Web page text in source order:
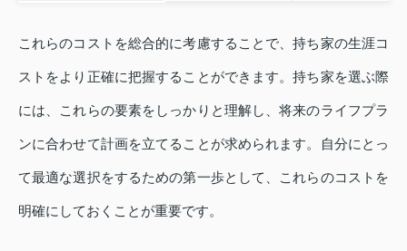
これらのコストを総合的に考慮することで、持ち家の生涯コ
ストをより正確に把握することができます。持ち家を選ぶ際
には、これらの要素をしっかりと理解し、将来のライフプラ
ンに合わせて計画を立てることが求められます。自分にとっ
て最適な選択をするための第一歩として、これらのコストを
明確にしておくことが重要です。